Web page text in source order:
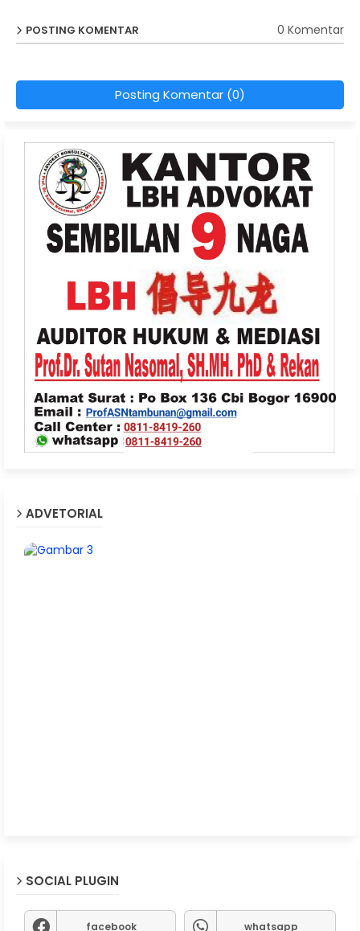
POSTING KOMENTAR 0 Komentar
Posting Komentar (0)
ADVETORIAL
SOCIAL PLUGIN
facebook whatsapp